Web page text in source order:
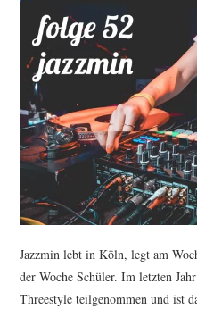
Jazzmin lebt in Köln, legt am
der Woche Schüler. Im letzten
Threestyle teilgenommen und ist